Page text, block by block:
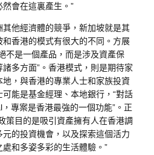
會在這裏產生。”
他經濟體的競爭，新加坡就是其
香港的模式有很大的不同。方展
不是一個產品，而是涉及資產保
多方面”。香港模式，則是期待家
，與香港的專業人士和家族投資
能是基金經理、本地銀行，“對話
專案是香港最強的一個功能”。正
策目的是吸引資產擁有人在香港調
的投資機會，以及探索這個活力
和多姿多彩的生活體驗。”